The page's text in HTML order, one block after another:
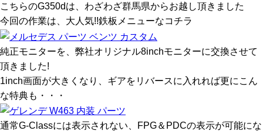
こちらのG350dは、わざわざ群馬県からお越し頂きました
今回の作業は、大人気!!鉄板メニューなコチラ
純正モニターを、弊社オリジナル8inchモニターに交換させて
頂きました!
1inch画面が大きくなり、ギアをリバースに入れれば更にこん
な特典も・・・
通常G-Classには表示されない、FPG＆PDCの表示が可能にな